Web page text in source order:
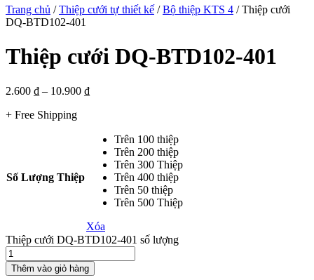
Trang chủ /Thiệp cưới tự thiết kế /Bộ thiệp KTS 4 / Thiệp cưới
DQ-BTD102-401
Thiệp cưới DQ-BTD102-401
2.600 ₫ – 10.900 ₫
+ Free Shipping
Số Lượng Thiệp
Trên 100 thiệp
Trên 200 thiệp
Trên 300 Thiệp
Trên 400 thiệp
Trên 50 thiệp
Trên 500 Thiệp
Xóa
Thiệp cưới DQ-BTD102-401 số lượng
Thêm vào giỏ hàng